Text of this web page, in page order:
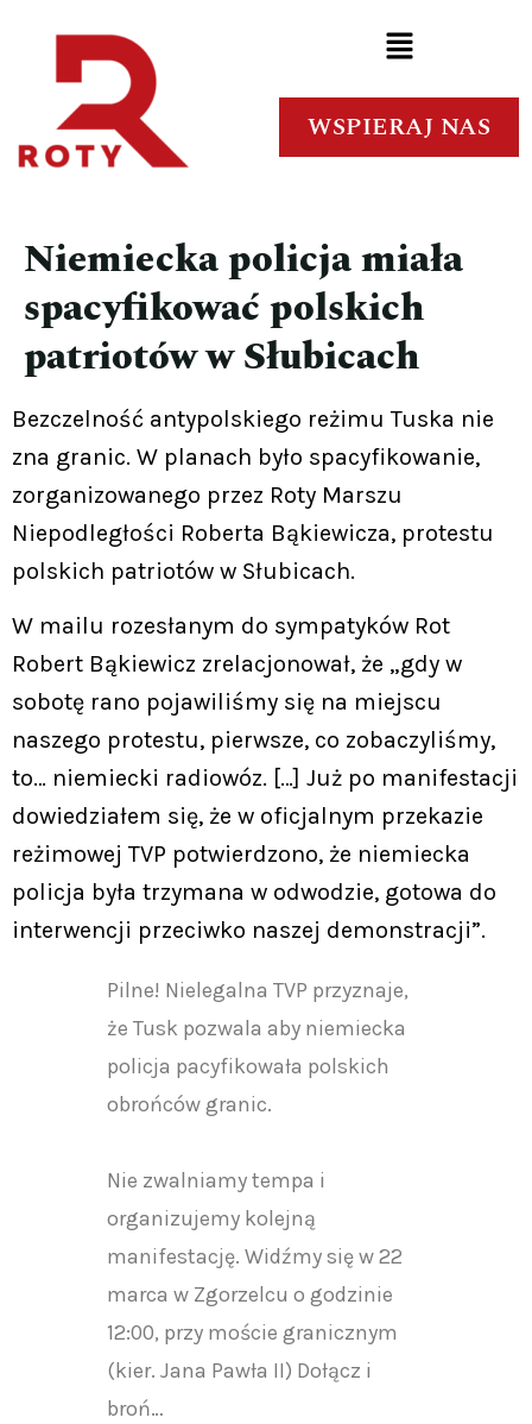
WSPIERAJ NAS
Niemiecka policja miała
spacyfikować polskich
patriotów w Słubicach
Bezczelność antypolskiego reżimu Tuska nie
zna granic. W planach było spacyfikowanie,
zorganizowanego przez Roty Marszu
Niepodległości Roberta Bąkiewicza, protestu
polskich patriotów w Słubicach.
W mailu rozesłanym do sympatyków Rot
Robert Bąkiewicz zrelacjonował, że „gdy w
sobotę rano pojawiliśmy się na miejscu
naszego protestu, pierwsze, co zobaczyliśmy,
to… niemiecki radiowóz. […] Już po manifestacji
dowiedziałem się, że w oficjalnym przekazie
reżimowej TVP potwierdzono, że niemiecka
policja była trzymana w odwodzie, gotowa do
interwencji przeciwko naszej demonstracji”.
Pilne! Nielegalna TVP przyznaje,
że Tusk pozwala aby niemiecka
policja pacyfikowała polskich
obrońców granic.
Nie zwalniamy tempa i
organizujemy kolejną
manifestację. Widźmy się w 22
marca w Zgorzelcu o godzinie
12:00, przy moście granicznym
(kier. Jana Pawła II) Dołącz i
broń…